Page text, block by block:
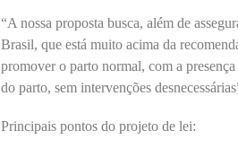
“A nossa proposta busca, além de
Brasil, que está muito acima da
promover o parto normal, com a
do parto, sem intervenções
Principais pontos do projeto de lei: